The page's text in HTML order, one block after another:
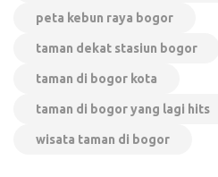
peta kebun raya bogor
taman dekat stasiun bogor
taman di bogor kota
taman di bogor yang lagi hits
wisata taman di bogor